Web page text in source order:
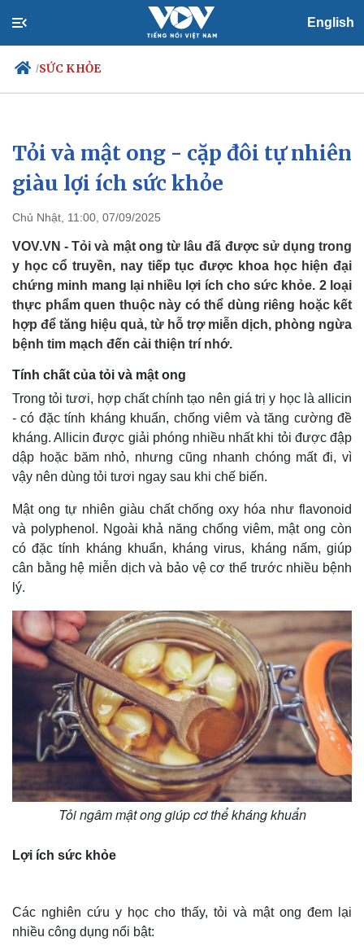
English
/SỨC KHỎE
Chính trị
Đảng
Tổ chức nhân sự
Nhận diện sự thật
Xã hội
Tin 24h
Dự báo thời tiết
Việc làm
Biển đảo
Tỏi và mật ong - cặp đôi tự nhiên
giàu lợi ích sức khỏe
Chủ Nhật, 11:00, 07/09/2025
VOV.VN - Tỏi và mật ong từ lâu đã được sử dụng trong
y học cổ truyền, nay tiếp tục được khoa học hiện đại
chứng minh mang lại nhiều lợi ích cho sức khỏe. 2 loại
thực phẩm quen thuộc này có thể dùng riêng hoặc kết
hợp để tăng hiệu quả, từ hỗ trợ miễn dịch, phòng ngừa
bệnh tim mạch đến cải thiện trí nhớ.
Tính chất của tỏi và mật ong
Trong tỏi tươi, hợp chất chính tạo nên giá trị y học là allicin
- có đặc tính kháng khuẩn, chống viêm và tăng cường đề
kháng. Allicin được giải phóng nhiều nhất khi tỏi được đập
dập hoặc băm nhỏ, nhưng cũng nhanh chóng mất đi, vì
vậy nên dùng tỏi tươi ngay sau khi chế biến.
Mật ong tự nhiên giàu chất chống oxy hóa như flavonoid
và polyphenol. Ngoài khả năng chống viêm, mật ong còn
có đặc tính kháng khuẩn, kháng virus, kháng nấm, giúp
cân bằng hệ miễn dịch và bảo vệ cơ thể trước nhiều bệnh
lý.
Tỏi ngâm mật ong giúp cơ thể kháng khuẩn
Lợi ích sức khỏe
Các nghiên cứu y học cho thấy, tỏi và mật ong đem lại
nhiều công dụng nổi bật: